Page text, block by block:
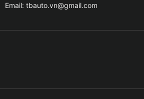
cho xe Vinfast VF3
Email: tbauto.vn@gmail.com